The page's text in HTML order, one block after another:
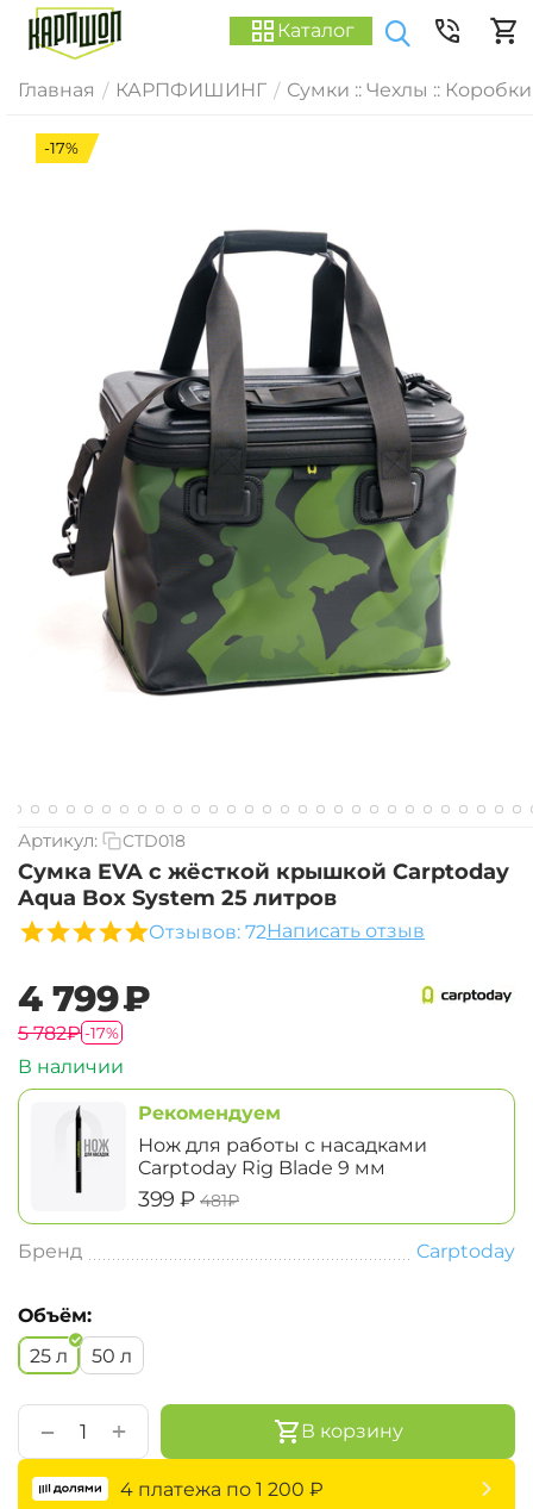
Каталог
Главная / КАРПФИШИНГ / Сумки :: Чехлы :: Коробки
-17%
Артикул: CTD018
Сумка EVA с жёсткой крышкой Carptoday
Aqua Box System 25 литров
Отзывов: 72Написать отзыв
‍4 799‍₽
‍5 782‍₽-17%
В наличии
Рекомендуем
Нож для работы с насадками
Carptoday Rig Blade 9 мм
‍399‍ ₽ ‍481‍₽
Бренд Carptoday
Объём:
25 л
50 л
+
− В корзину
4 платежа по 1 200 ₽